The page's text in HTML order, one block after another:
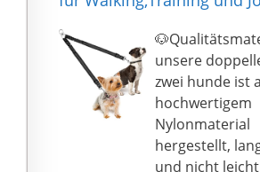
geeignet.
2 Hunde und 1
Wenn Sie zwei
haben, aber
Seile nehmen
kann Ihnen
1-Hundeleine
zwei Hunde an
unsere
zwei hunde ist
hochwertigem
Nylonmaterial
hergestellt,
und nicht